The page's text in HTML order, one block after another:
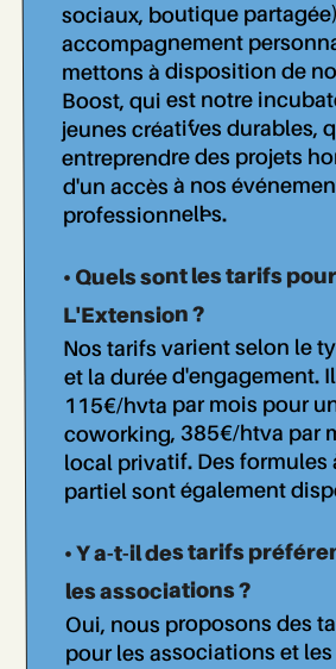
sociaux, boutique
accompagnement
mettons à disposition de
Boost, qui est notre
jeunes créatif..ves durables,
entreprendre des projets
d'un accès à nos
professionnel..les.
• Quels sont les tarifs
L'Extension ?
Nos tarifs varient selon le
et la durée d'engagement.
115€/hvta par mois pour
coworking, 385€/htva par
local privatif. Des formules
partiel sont également
• Y a-t-il des tarifs
les associations ?
Oui, nous proposons des
pour les associations et les